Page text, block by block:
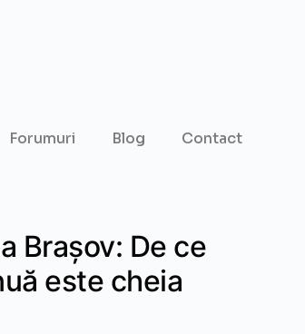
Forumuri Blog Contact
Brașov: De ce
este cheia